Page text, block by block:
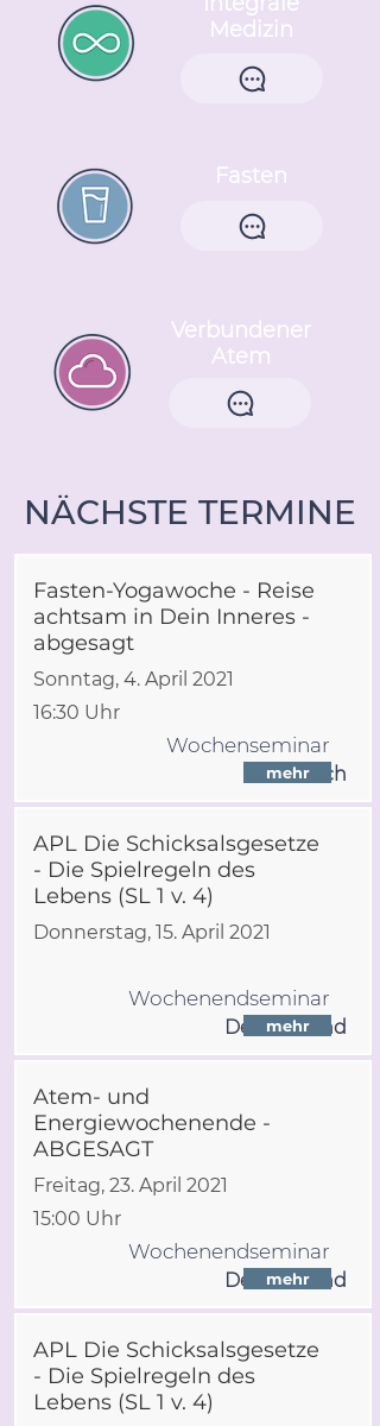
Medizin
Fasten
Verbundener
Atem
NÄCHSTE TERMINE
Fasten-Yogawoche - Reise
achtsam in Dein Inneres -
abgesagt
Sonntag, 4. April 2021
16:30 Uhr
Wochenseminar
Österreich
mehr
APL Die Schicksalsgesetze
- Die Spielregeln des
Lebens (SL 1 v. 4)
Donnerstag, 15. April 2021
Wochenendseminar
Deutschland
mehr
Atem- und
Energiewochenende -
ABGESAGT
Freitag, 23. April 2021
15:00 Uhr
Wochenendseminar
Deutschland
mehr
APL Die Schicksalsgesetze
- Die Spielregeln des
Lebens (SL 1 v. 4)